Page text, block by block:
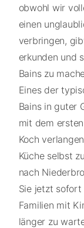
obwohl wir
einen
verbringen,
erkunden und
Bains zu
Eines der
Bains in guter
mit dem
Koch
Küche selbst
nach
Sie jetzt sofort
Familien mit
länger zu